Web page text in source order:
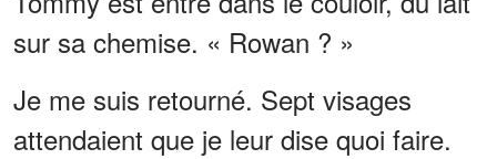
sur sa chemise. « Rowan ? »
Je me suis retourné. Sept visages
attendaient que je leur dise quoi faire.